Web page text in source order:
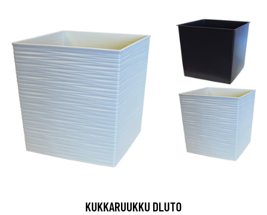
KUKKARUUKKU DLUTO